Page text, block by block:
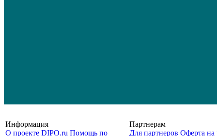
Информация
О проекте DIPO.ru Помощь по
Партнерам
Для партнеров Оферта на